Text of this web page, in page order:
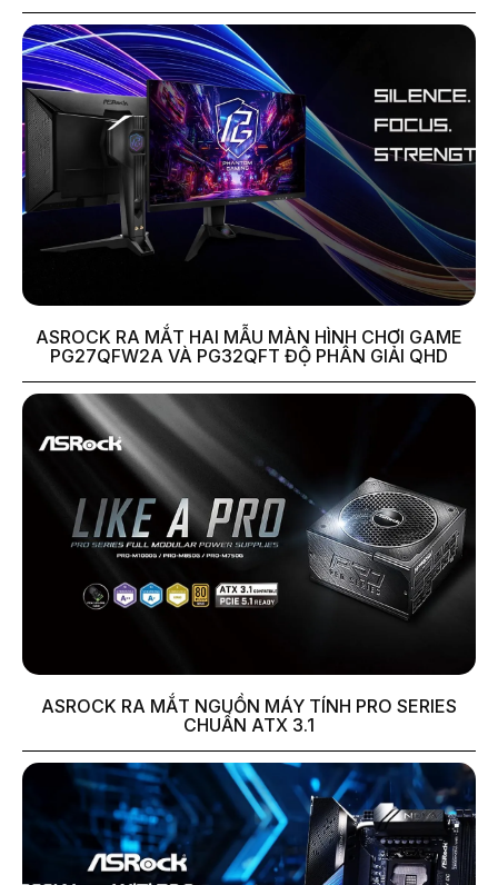
ASROCK RA MẮT HAI MẪU MÀN HÌNH CHƠI GAME
PG27QFW2A VÀ PG32QFT ĐỘ PHÂN GIẢI QHD
ASROCK RA MẮT NGUỒN MÁY TÍNH PRO SERIES
CHUẨN ATX 3.1